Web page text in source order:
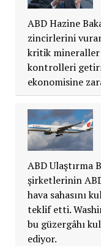
ABD Hazine
zincirlerini
kritik mineraller
kontrolleri
ekonomisine
ABD Ulaştırma
şirketlerinin
hava sahasını
teklif etti.
bu güzergâhı
ediyor.